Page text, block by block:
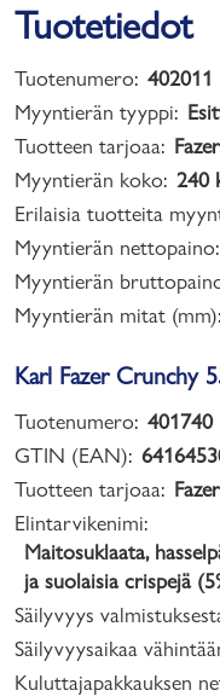
Tuotetiedot
Tuotenumero: 402011
Myyntierän tyyppi:
Tuotteen tarjoaa:
Myyntierän koko: 240
Erilaisia tuotteita
Myyntierän nettopaino:
Myyntierän
Myyntierän mitat (mm):
Karl Fazer Crunchy
Tuotenumero: 401740
GTIN (EAN):
Tuotteen tarjoaa:
Elintarvikenimi:
Maitosuklaata,
ja suolaisia crispejä
Säilyvyys
Säilyvyysaikaa
Kuluttajapakkauksen